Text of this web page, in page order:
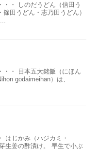
・・ しのだうどん（信田う
篠田うどん・志乃田うどん）
・・ 日本五大銘飯（にほん
godaimeihan）は、
はじかみ（ハジカミ・
生姜の酢漬け。 早生で小ぶ